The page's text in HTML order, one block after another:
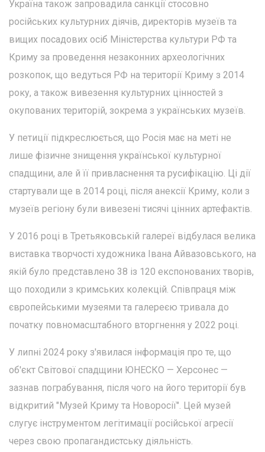
Україна також запровадила санкції стосовно
російських культурних діячів, директорів музеїв та
вищих посадових осіб Міністерства культури РФ та
Криму за проведення незаконних археологічних
розкопок, що ведуться РФ на території Криму з 2014
року, а також вивезення культурних цінностей з
окупованих територій, зокрема з українських музеїв.
У петиції підкреслюється, що Росія має на меті не
лише фізичне знищення української культурної
спадщини, але й її привласнення та русифікацію. Ці дії
стартували ще в 2014 році, після анексії Криму, коли з
музеїв регіону були вивезені тисячі цінних артефактів.
У 2016 році в Третьяковській галереї відбулася велика
виставка творчості художника Івана Айвазовського, на
якій було представлено 38 із 120 експонованих творів,
що походили з кримських колекцій. Співпраця між
європейськими музеями та галереєю тривала до
початку повномасштабного вторгнення у 2022 році.
У липні 2024 року з'явилася інформація про те, що
об'єкт Світової спадщини ЮНЕСКО — Херсонес —
зазнав пограбування, після чого на його території був
відкритий "Музей Криму та Новоросії". Цей музей
слугує інструментом легітимації російської агресії
через свою пропагандистську діяльність.